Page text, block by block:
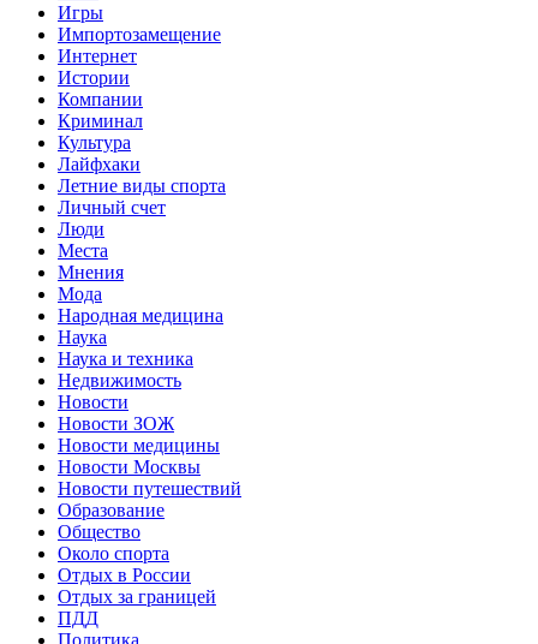
Игры
Импортозамещение
Интернет
Истории
Компании
Криминал
Культура
Лайфхаки
Летние виды спорта
Личный счет
Люди
Места
Мнения
Мода
Народная медицина
Наука
Наука и техника
Недвижимость
Новости
Новости ЗОЖ
Новости медицины
Новости Москвы
Новости путешествий
Образование
Общество
Около спорта
Отдых в России
Отдых за границей
ПДД
Политика